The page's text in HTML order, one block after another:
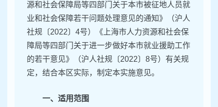
源和社会保障局等四部门关于本市被征地人员就
业和社会保障若干问题处理意见的通知》（沪人
社规〔2022〕4号）《上海市人力资源和社会保
障局等四部门关于进一步做好本市就业援助工作
的若干意见》（沪人社规〔2022〕8号）有关规
定，结合本区实际，制定本实施意见。
一、适用范围